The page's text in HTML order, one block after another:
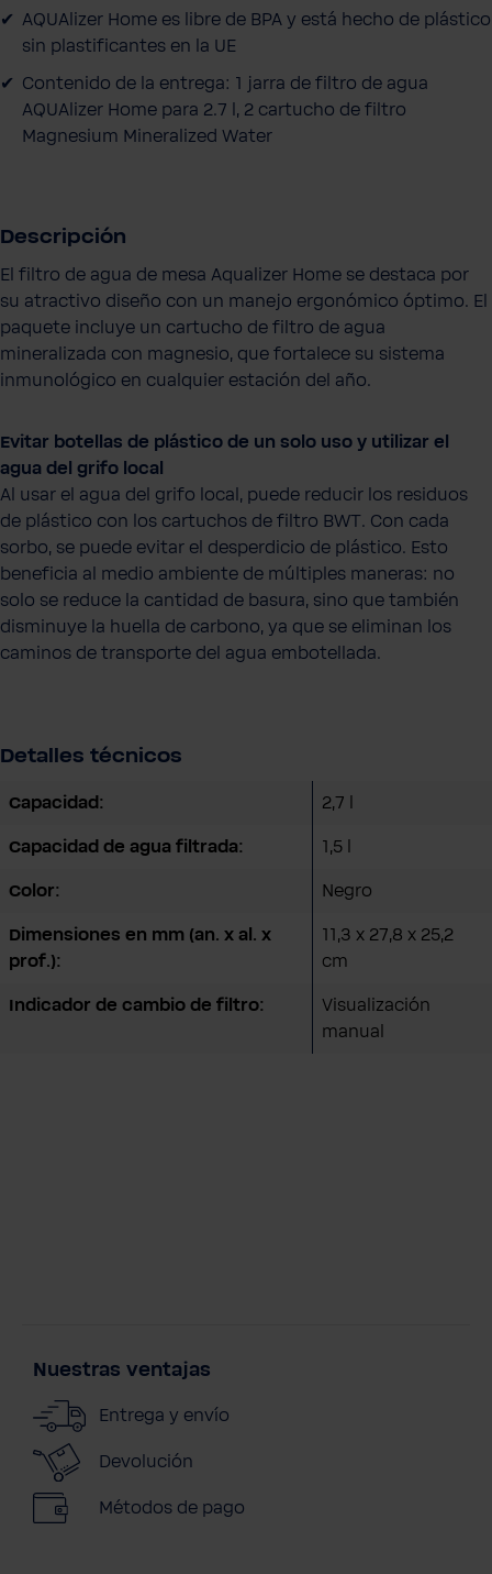
AQUAlizer Home es libre de BPA y está hecho de plástico
sin plastificantes en la UE
Contenido de la entrega: 1 jarra de filtro de agua
AQUAlizer Home para 2.7 l, 2 cartucho de filtro
Magnesium Mineralized Water
Descripción
El filtro de agua de mesa Aqualizer Home se destaca por
su atractivo diseño con un manejo ergonómico óptimo. El
paquete incluye un cartucho de filtro de agua
mineralizada con magnesio, que fortalece su sistema
inmunológico en cualquier estación del año.
Evitar botellas de plástico de un solo uso y utilizar el
agua del grifo local
Al usar el agua del grifo local, puede reducir los residuos
de plástico con los cartuchos de filtro BWT. Con cada
sorbo, se puede evitar el desperdicio de plástico. Esto
beneficia al medio ambiente de múltiples maneras: no
solo se reduce la cantidad de basura, sino que también
disminuye la huella de carbono, ya que se eliminan los
caminos de transporte del agua embotellada.
Detalles técnicos
Capacidad: 2,7 l
Capacidad de agua filtrada: 1,5 l
Color: Negro
Dimensiones en mm (an. x al. x
prof.):
11,3 x 27,8 x 25,2
cm
Indicador de cambio de filtro:
Visualización
manual
Nuestras ventajas
Entrega y envío
Devolución
Métodos de pago